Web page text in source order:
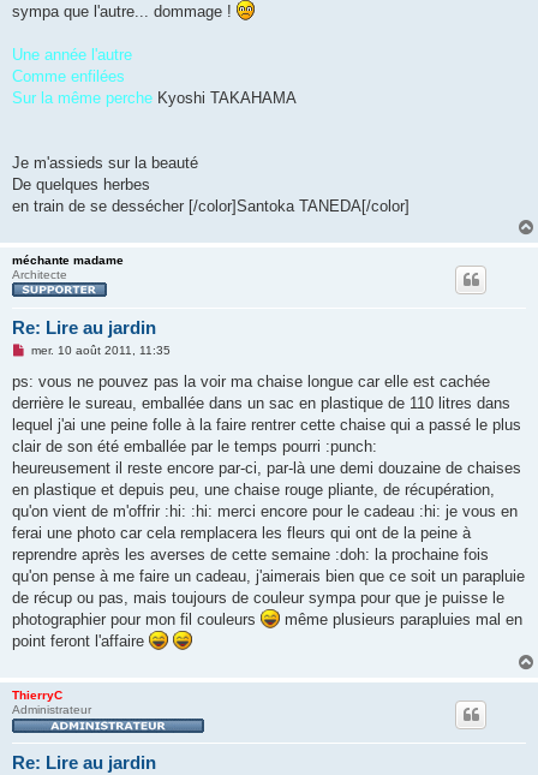
sympa que l'autre... dommage !
Une année l'autre
Comme enfilées
Sur la même perche Kyoshi TAKAHAMA
Je m'assieds sur la beauté
De quelques herbes
en train de se dessécher [/color]Santoka TANEDA[/color]
méchante madame
Architecte
Re: Lire au jardin
M
s
a
g
e
n
o
l
u
mer. 10 août 2011, 11:35
ps: vous ne pouvez pas la voir ma chaise longue car elle est cachée
derrière le sureau, emballée dans un sac en plastique de 110 litres dans
lequel j'ai une peine folle à la faire rentrer cette chaise qui a passé le plus
clair de son été emballée par le temps pourri :punch:
heureusement il reste encore par-ci, par-là une demi douzaine de chaises
en plastique et depuis peu, une chaise rouge pliante, de récupération,
qu'on vient de m'offrir :hi: :hi: merci encore pour le cadeau :hi: je vous en
ferai une photo car cela remplacera les fleurs qui ont de la peine à
reprendre après les averses de cette semaine :doh: la prochaine fois
qu'on pense à me faire un cadeau, j'aimerais bien que ce soit un parapluie
de récup ou pas, mais toujours de couleur sympa pour que je puisse le
photographier pour mon fil couleurs
même plusieurs parapluies mal en
point feront l'affaire
ThierryC
Administrateur
Re: Lire au jardin